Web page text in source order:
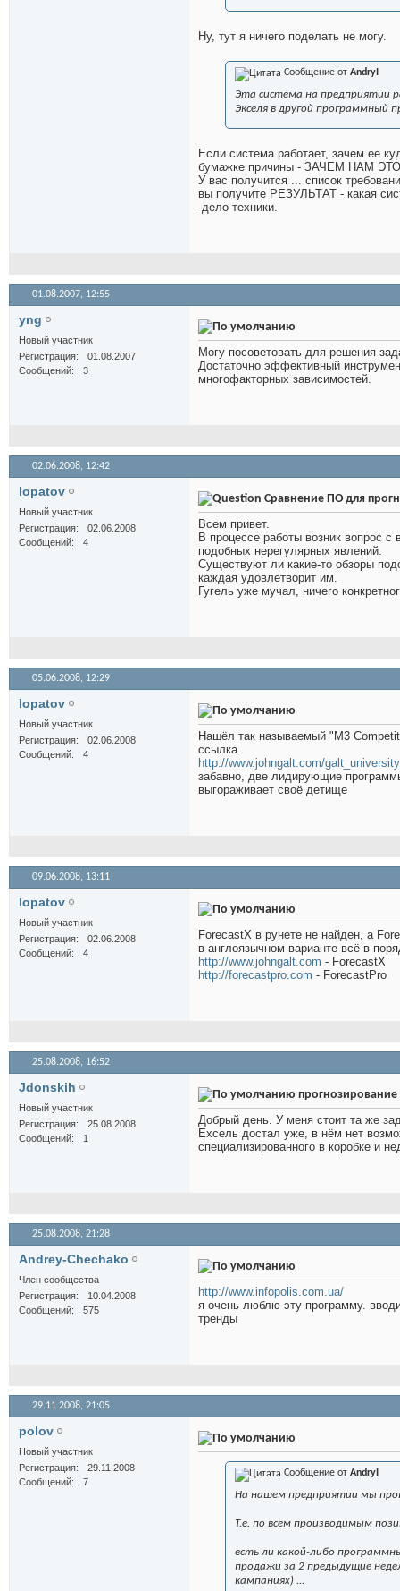
Ну, тут я ничего поделать не могу.
Сообщение от AndryI
Эта система на предприятии
Экселя в другой программный
Если система работает, зачем ее
бумажке причины - ЗАЧЕМ НАМ
У вас получится ... список
вы получите РЕЗУЛЬТАТ - какая
-дело техники.
01.08.2007, 12:55
yng
Новый участник
Регистрация
01.08.2007
Сообщений
3
Могу посоветовать для решения
Достаточно эффективный
многофакторных зависимостей.
02.06.2008, 12:42
lopatov
Новый участник
Регистрация
02.06.2008
Сообщений
4
Сравнение ПО для
Всем привет.
В процессе работы возник вопрос
подобных нерегулярных явлений.
Существуют ли какие-то обзоры
каждая удовлетворит им.
Гугель уже мучал, ничего
05.06.2008, 12:29
lopatov
Новый участник
Регистрация
02.06.2008
Сообщений
4
Нашёл так называемый "M3
ссылка
http://www.johngalt.com/
забавно, две лидирующие
выгораживает своё детище
09.06.2008, 13:11
lopatov
Новый участник
Регистрация
02.06.2008
Сообщений
4
ForecastX в рунете не найден, а
в англоязычном варианте всё в
http://www.johngalt.com - ForecastX
http://forecastpro.com - ForecastPro
25.08.2008, 16:52
Jdonskih
Новый участник
Регистрация
25.08.2008
Сообщений
1
прогнозирование
Добрый день. У меня стоит та же
Ехсель достал уже, в нём нет
специализированного в коробке и
25.08.2008, 21:28
Andrey-Chechako
Член сообщества
Регистрация
10.04.2008
Сообщений
575
http://www.infopolis.com.ua/
я очень люблю эту программу.
тренды
29.11.2008, 21:05
polov
Новый участник
Регистрация
29.11.2008
Сообщений
7
Сообщение от AndryI
На нашем предприятии мы
Т.е. по всем производимым
есть ли какой-либо
продажи за 2 предыдущие
кампаниях) ...